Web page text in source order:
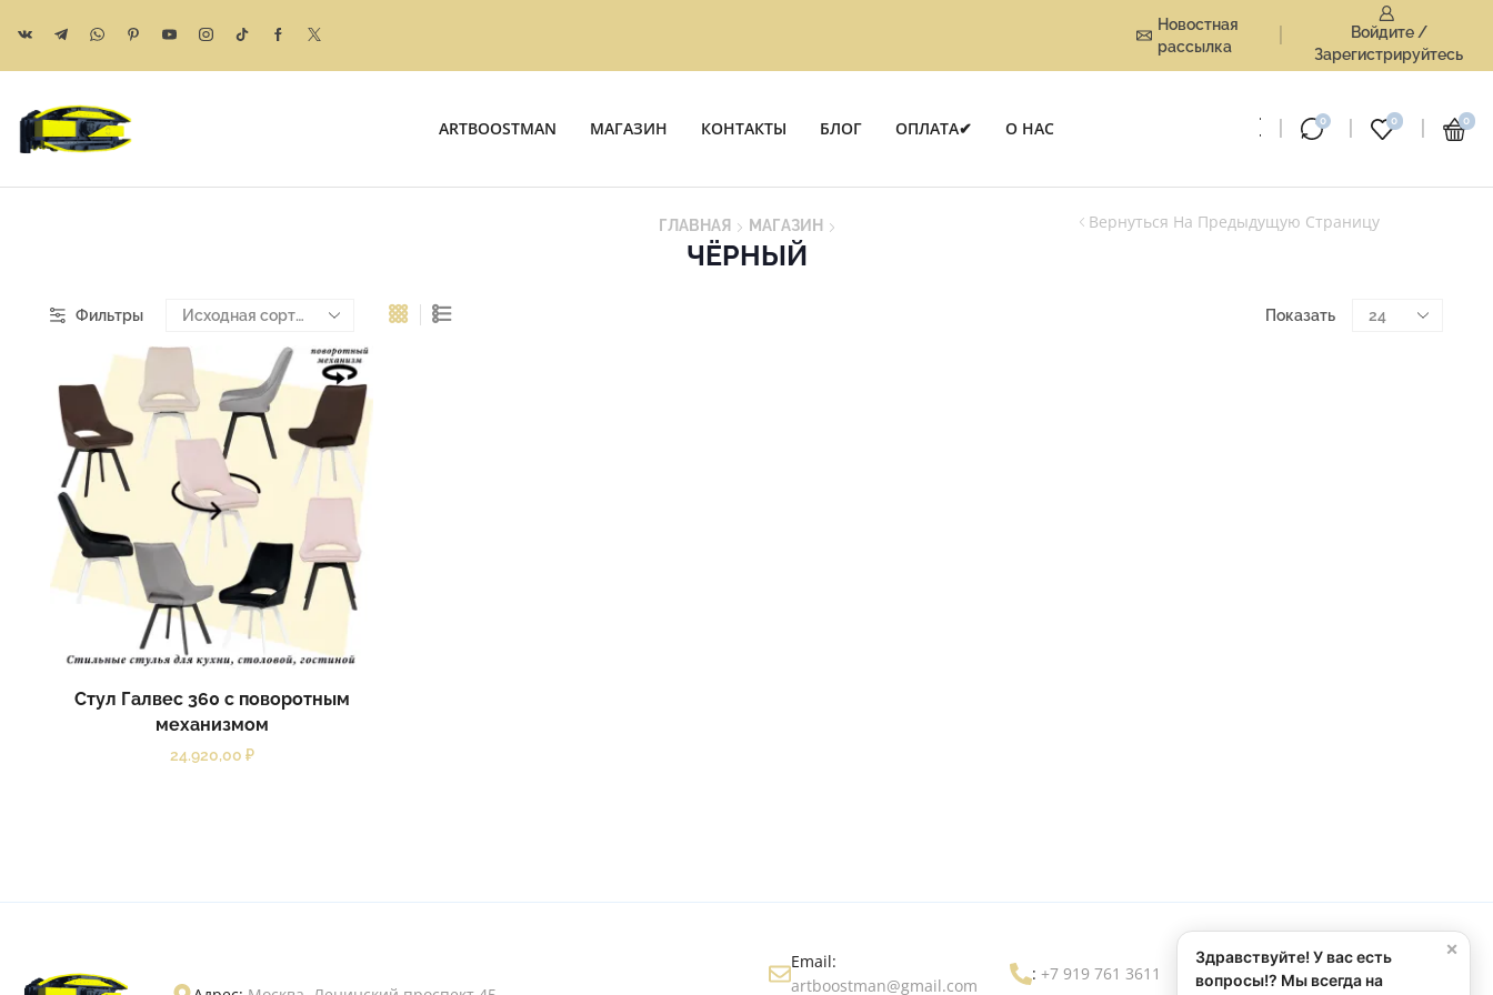
Новостная
рассылка
Войдите /
Зарегистрируйтесь
ARTBOOSTMAN МАГАЗИН КОНТАКТЫ БЛОГ ОПЛАТА✔ О НАС 0 0 0
ГЛАВНАЯ МАГАЗИН
ЧЁРНЫЙ
Вернуться На Предыдущую Страницу
Фильтры Показать
Стул Галвес 360 с поворотным
механизмом
24.920,00 ₽
Email:
artboostman@gmail.com
: +7 919 761 3611
×
Здравствуйте! У вас есть
вопросы!? Мы всегда на